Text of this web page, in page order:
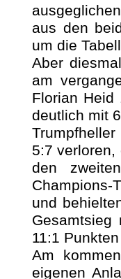
aus den
um die
Aber
am
Florian Heid
deutlich mit
5:7
den
Champions-
und
11:1
Am
eigenen